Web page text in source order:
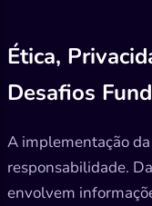
Ética,
Desafios
A implementação
responsabilidade.
envolvem